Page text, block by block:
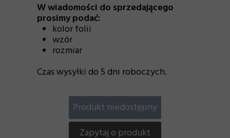
Produkt niedostępny
Zapytaj o produkt
W wiadomości do sprzedającego
prosimy podać:
kolor folii
wzór
rozmiar
Czas wysyłki do 5 dni roboczych.